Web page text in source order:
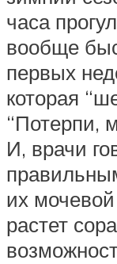
часа
вообще
первых
которая
“Потерпи,
И, врачи
их
растет